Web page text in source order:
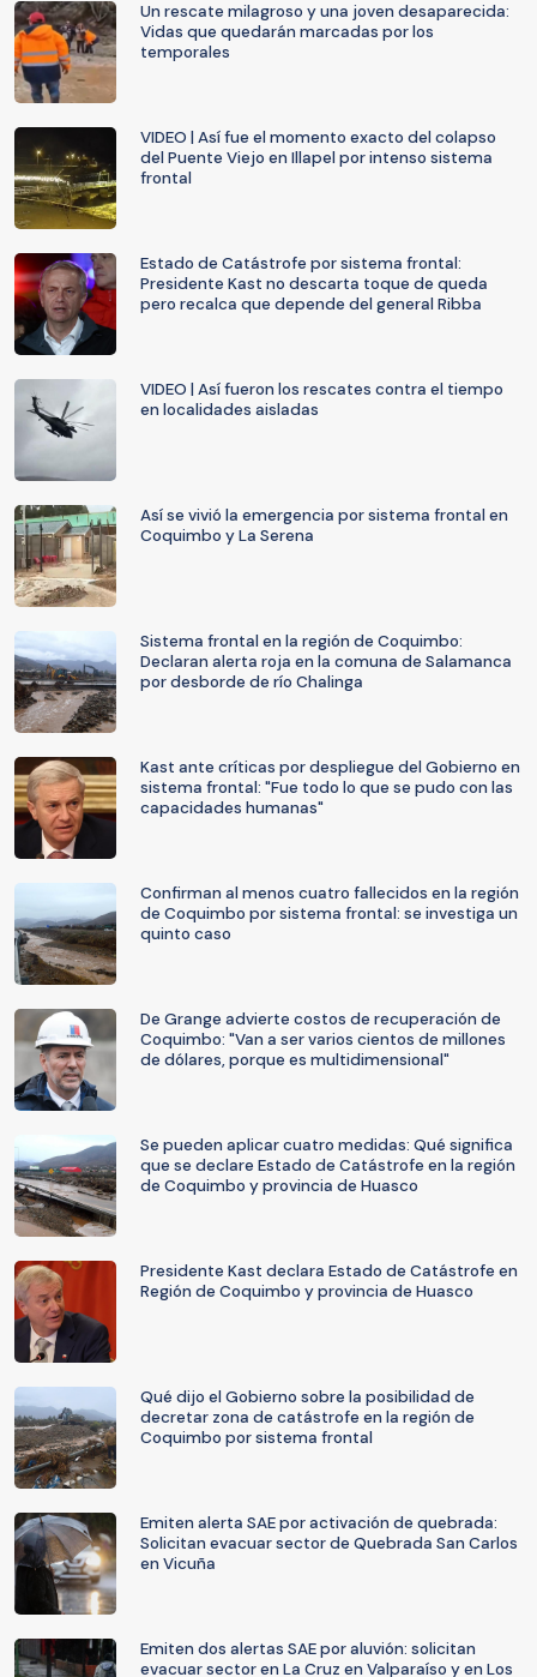
Un rescate milagroso y una joven desaparecida:
Vidas que quedarán marcadas por los
temporales
VIDEO | Así fue el momento exacto del colapso
del Puente Viejo en Illapel por intenso sistema
frontal
Estado de Catástrofe por sistema frontal:
Presidente Kast no descarta toque de queda
pero recalca que depende del general Ribba
VIDEO | Así fueron los rescates contra el tiempo
en localidades aisladas
Así se vivió la emergencia por sistema frontal en
Coquimbo y La Serena
Sistema frontal en la región de Coquimbo:
Declaran alerta roja en la comuna de Salamanca
por desborde de río Chalinga
Kast ante críticas por despliegue del Gobierno en
sistema frontal: "Fue todo lo que se pudo con las
capacidades humanas"
Confirman al menos cuatro fallecidos en la región
de Coquimbo por sistema frontal: se investiga un
quinto caso
De Grange advierte costos de recuperación de
Coquimbo: "Van a ser varios cientos de millones
de dólares, porque es multidimensional"
Se pueden aplicar cuatro medidas: Qué significa
que se declare Estado de Catástrofe en la región
de Coquimbo y provincia de Huasco
Presidente Kast declara Estado de Catástrofe en
Región de Coquimbo y provincia de Huasco
Qué dijo el Gobierno sobre la posibilidad de
decretar zona de catástrofe en la región de
Coquimbo por sistema frontal
Emiten alerta SAE por activación de quebrada:
Solicitan evacuar sector de Quebrada San Carlos
en Vicuña
Emiten dos alertas SAE por aluvión: solicitan
evacuar sector en La Cruz en Valparaíso y en Los